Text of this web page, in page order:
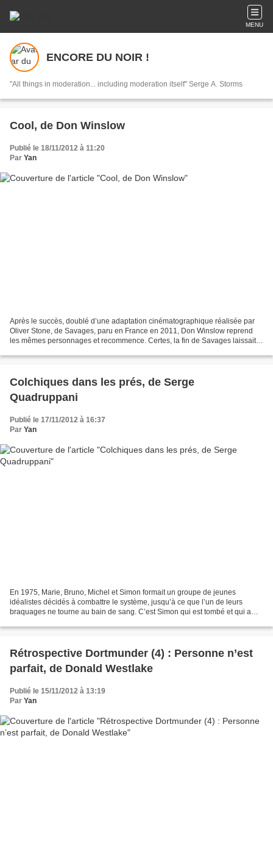
MENU
ENCORE DU NOIR !
"All things in moderation... including moderation itself" Serge A. Storms
Cool, de Don Winslow
Publié le 18/11/2012 à 11:20
Par Yan
Après le succès, doublé d’une adaptation cinématographique réalisée par
Oliver Stone, de Savages, paru en France en 2011, Don Winslow reprend
les mêmes personnages et recommence. Certes, la fin de Savages laissait
Colchiques dans les prés, de Serge
Quadruppani
Publié le 17/11/2012 à 16:37
Par Yan
En 1975, Marie, Bruno, Michel et Simon formait un groupe de jeunes
idéalistes décidés à combattre le système, jusqu’à ce que l’un de leurs
braquages ne tourne au bain de sang. C’est Simon qui est tombé et qui a
Rétrospective Dortmunder (4) : Personne n’est
parfait, de Donald Westlake
Publié le 15/11/2012 à 13:19
Par Yan